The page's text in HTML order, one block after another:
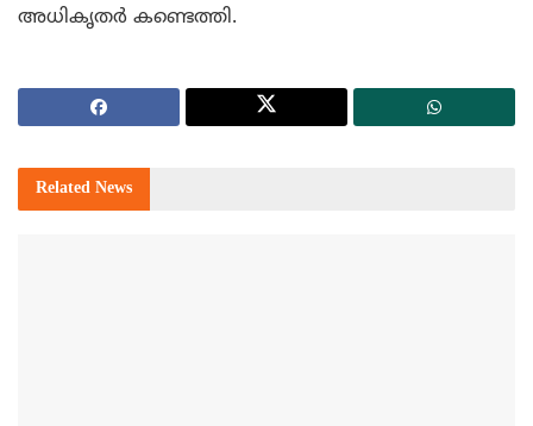
അധികൃതര്‍ കണ്ടെത്തി.
Related News